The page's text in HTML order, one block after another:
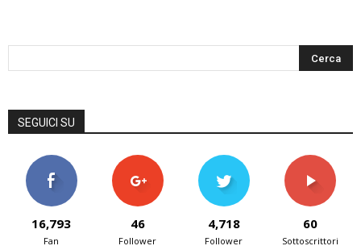
SEGUICI SU
16,793
Fan
46
Follower
4,718
Follower
60
Sottoscrittori